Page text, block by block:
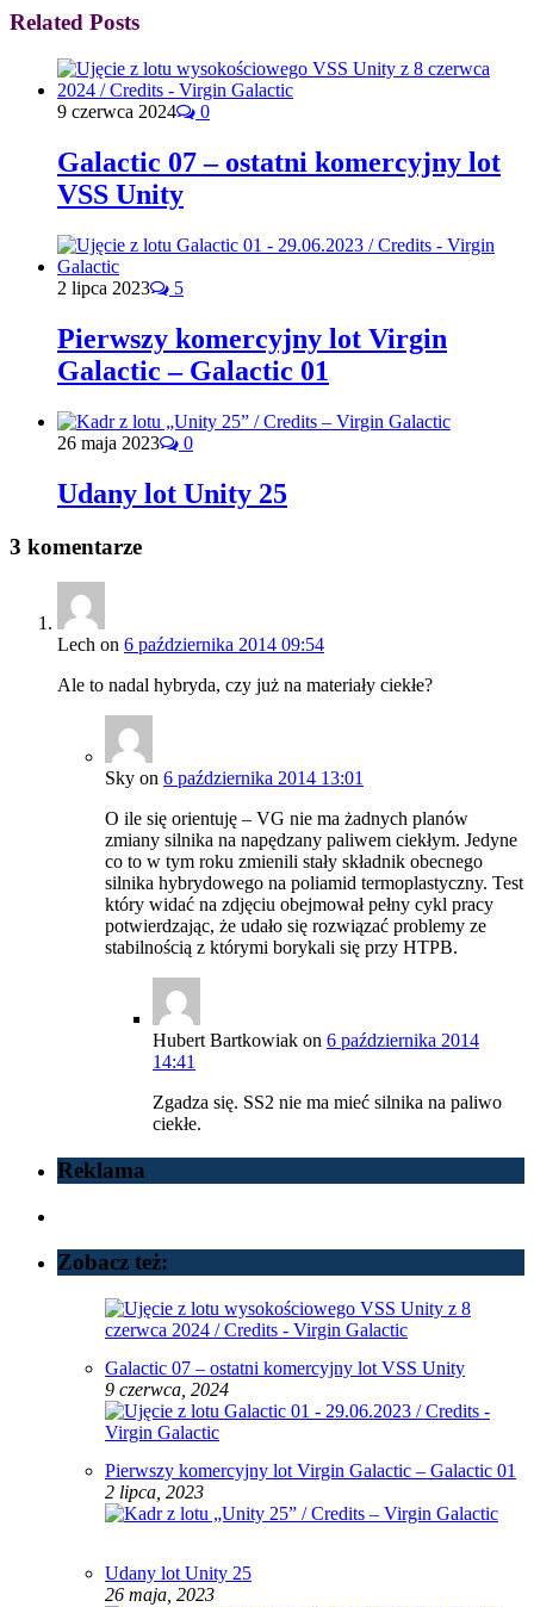
Related Posts
9 czerwca 2024 0
Galactic 07 – ostatni komercyjny lot
VSS Unity
2 lipca 2023 5
Pierwszy komercyjny lot Virgin
Galactic – Galactic 01
26 maja 2023 0
Udany lot Unity 25
3 komentarze
Lech on 6 października 2014 09:54
Ale to nadal hybryda, czy już na materiały ciekłe?
Sky on 6 października 2014 13:01
O ile się orientuję – VG nie ma żadnych planów
zmiany silnika na napędzany paliwem ciekłym. Jedyne
co to w tym roku zmienili stały składnik obecnego
silnika hybrydowego na poliamid termoplastyczny. Test
który widać na zdjęciu obejmował pełny cykl pracy
potwierdzając, że udało się rozwiązać problemy ze
stabilnością z którymi borykali się przy HTPB.
Hubert Bartkowiak on 6 października 2014
14:41
Zgadza się. SS2 nie ma mieć silnika na paliwo
ciekłe.
Reklama
Zobacz też:
Galactic 07 – ostatni komercyjny lot VSS Unity
9 czerwca, 2024
Pierwszy komercyjny lot Virgin Galactic – Galactic 01
2 lipca, 2023
Udany lot Unity 25
26 maja, 2023